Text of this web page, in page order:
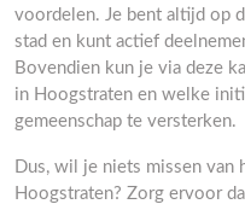
voordelen. Je bent altijd op
stad en kunt actief
Bovendien kun je via deze
in Hoogstraten en welke
gemeenschap te versterken.
Dus, wil je niets missen van
Hoogstraten? Zorg ervoor